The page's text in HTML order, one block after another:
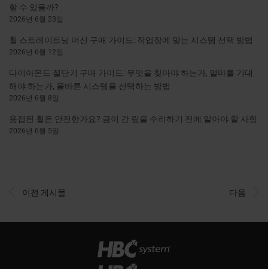
할 수 있을까?
2026년 6월 23일
휠 스트레이트닝 머신 구매 가이드: 작업장에 맞는 시스템 선택 방법
2026년 6월 12일
다이아몬드 절단기 구매 가이드: 무엇을 찾아야 하는가, 얼마를 기대
해야 하는가, 올바른 시스템을 선택하는 방법
2026년 6월 8일
용접된 휠은 안전한가요? 금이 간 림을 수리하기 전에 알아야 할 사항
2026년 6월 5일
이전 게시물 다음